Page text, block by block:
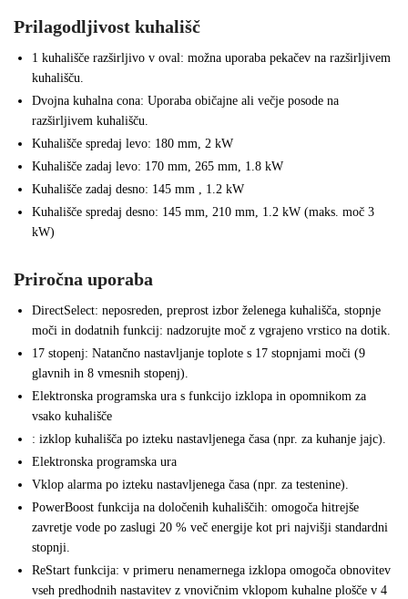
Prilagodljivost kuhališč
1 kuhališče razširljivo v oval: možna uporaba pekačev na razširljivem
kuhališču.
Dvojna kuhalna cona: Uporaba običajne ali večje posode na
razširljivem kuhališču.
Kuhališče spredaj levo: 180 mm, 2 kW
Kuhališče zadaj levo: 170 mm, 265 mm, 1.8 kW
Kuhališče zadaj desno: 145 mm , 1.2 kW
Kuhališče spredaj desno: 145 mm, 210 mm, 1.2 kW (maks. moč 3
kW)
Priročna uporaba
DirectSelect: neposreden, preprost izbor želenega kuhališča, stopnje
moči in dodatnih funkcij: nadzorujte moč z vgrajeno vrstico na dotik.
17 stopenj: Natančno nastavljanje toplote s 17 stopnjami moči (9
glavnih in 8 vmesnih stopenj).
Elektronska programska ura s funkcijo izklopa in opomnikom za
vsako kuhališče
: izklop kuhališča po izteku nastavljenega časa (npr. za kuhanje jajc).
Elektronska programska ura
Vklop alarma po izteku nastavljenega časa (npr. za testenine).
PowerBoost funkcija na določenih kuhališčih: omogoča hitrejše
zavretje vode po zaslugi 20 % več energije kot pri najvišji standardni
stopnji.
ReStart funkcija: v primeru nenamernega izklopa omogoča obnovitev
vseh predhodnih nastavitev z vnovičnim vklopom kuhalne plošče v 4